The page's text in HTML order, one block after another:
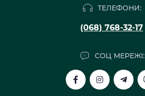
ТЕЛЕФОНИ:
(068) 768-32-17
СОЦ МЕРЕЖІ: